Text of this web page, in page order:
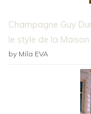
Champagne Guy
le style de la Maison
by Mila EVA